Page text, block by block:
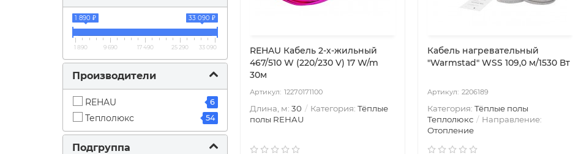
1 890 ₽ 33 090 ₽
1 890 9 690 17 490 25 290 33 090
Производители
REHAU 6
Теплолюкс 54
Подгруппа
REHAU Кабель 2-х-жильный
467/510 W (220/230 V) 17 W/m
30м
12270171100
Длина, м: 30 Категория: Тёплые
полы REHAU
Кабель нагревательный
"Warmstad" WSS 109,0 м/1530 Вт
2206189
Категория: Тёплые полы
Теплолюкс
Направление:
Отопление